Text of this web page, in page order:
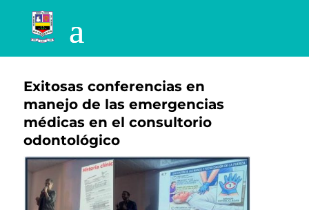
Exitosas conferencias en
manejo de las emergencias
médicas en el consultorio
odontológico